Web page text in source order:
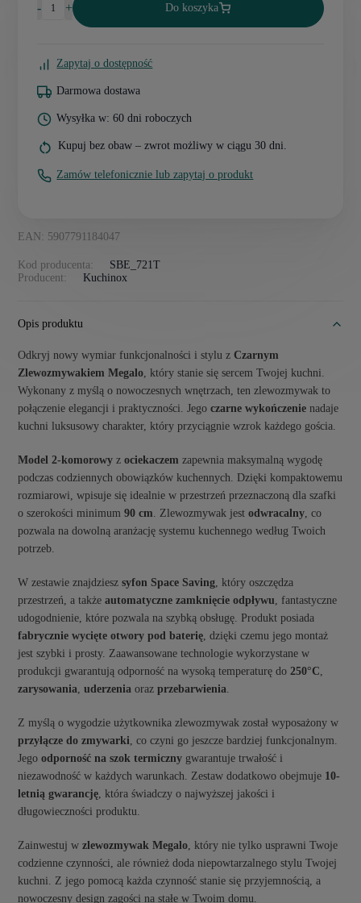
EAN: 5907791184047
Kod producenta:
SBE_721T
Producent:
Kuchinox
- + Do koszyka
Zapytaj o dostępność
Darmowa dostawa
Wysyłka w: 60 dni roboczych
Kupuj bez obaw – zwrot możliwy w ciągu 30 dni.
Zamów telefonicznie lub zapytaj o produkt
Opis produktu
Odkryj nowy wymiar funkcjonalności i stylu zCzarnym
Zlewozmywakiem Megalo, który stanie się sercem Twojej kuchni.
Wykonany z myślą o nowoczesnych wnętrzach, ten zlewozmywak to
połączenie elegancji i praktyczności. Jegoczarne wykończenie nadaje
kuchni luksusowy charakter, który przyciągnie wzrok każdego gościa.
Model 2-komorowy zociekaczem zapewnia maksymalną wygodę
podczas codziennych obowiązków kuchennych. Dzięki kompaktowemu
rozmiarowi, wpisuje się idealnie w przestrzeń przeznaczoną dla szafki
o szerokości minimum90 cm. Zlewozmywak jestodwracalny, co
pozwala na dowolną aranżację systemu kuchennego według Twoich
potrzeb.
W zestawie znajdzieszsyfon Space Saving, który oszczędza
przestrzeń, a takżeautomatyczne zamknięcie odpływu, fantastyczne
udogodnienie, które pozwala na szybką obsługę. Produkt posiada
fabrycznie wycięte otwory pod baterię, dzięki czemu jego montaż
jest szybki i prosty. Zaawansowane technologie wykorzystane w
produkcji gwarantują odporność na wysoką temperaturę do250°C,
zarysowania,uderzenia orazprzebarwienia.
Z myślą o wygodzie użytkownika zlewozmywak został wyposażony w
przyłącze do zmywarki, co czyni go jeszcze bardziej funkcjonalnym.
Jegoodporność na szok termiczny gwarantuje trwałość i
niezawodność w każdych warunkach. Zestaw dodatkowo obejmuje 10-
letnią gwarancję, która świadczy o najwyższej jakości i
długowieczności produktu.
Zainwestuj wzlewozmywak Megalo, który nie tylko usprawni Twoje
codzienne czynności, ale również doda niepowtarzalnego stylu Twojej
kuchni. Z jego pomocą każda czynność stanie się przyjemnością, a
nowoczesny design zagości na stałe w Twoim domu.